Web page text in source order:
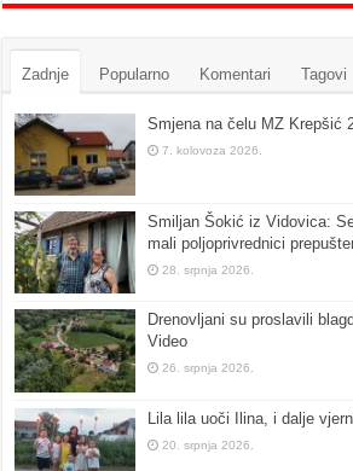
Zadnje Popularno Komentari Tagovi
Smjena na čelu MZ Krepšić
7. kolovoza 2026.
Smiljan Šokić iz Vidovica:
mali poljoprivrednici
28. srpnja 2026.
Drenovljani su proslavili
Video
26. srpnja 2026.
Lila lila uoči Ilina, i dalje
20. srpnja 2026.